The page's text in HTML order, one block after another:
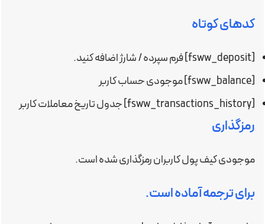
کدهای کوتاه
[fsww_deposit] فرم سپرده / شارژ اضافه کنید.
[fsww_balance] موجودی حساب کاربر
[fsww_transactions_history] جدول تاریخ معاملات کاربر
رمزگذاری
موجودی کیف پول کاربران رمزگذاری شده است.
برای ترجمه آماده است.